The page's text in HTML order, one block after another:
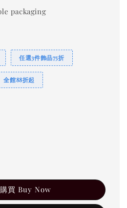
packaging
任選3件飾品75折
全館88折起
買 Buy Now